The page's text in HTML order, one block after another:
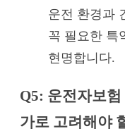
운전 환경과
꼭 필요한 특
현명합니다.
Q5: 운전자보
가로 고려해야